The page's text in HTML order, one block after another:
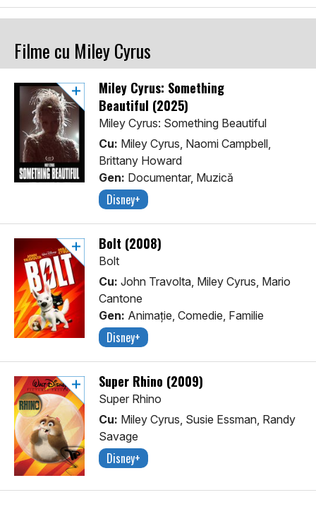
Filme cu Miley Cyrus
Miley Cyrus: Something
Beautiful (2025)
Miley Cyrus: Something Beautiful
Cu: Miley Cyrus, Naomi Campbell,
Brittany Howard
Gen: Documentar, Muzică
Disney+
Bolt (2008)
Bolt
Cu: John Travolta, Miley Cyrus, Mario
Cantone
Gen: Animaţie, Comedie, Familie
Disney+
Super Rhino (2009)
Super Rhino
Cu: Miley Cyrus, Susie Essman, Randy
Savage
Disney+